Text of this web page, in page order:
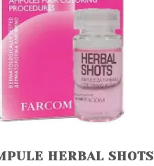
HERBAL SHOTS